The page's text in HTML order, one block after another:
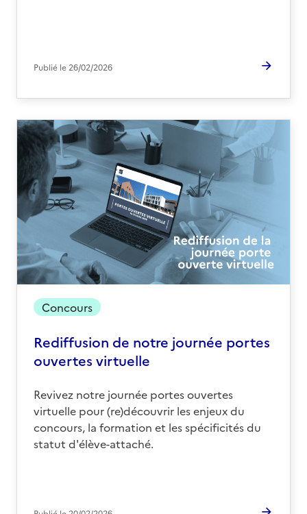
Publié le 26/02/2026
Concours
Rediffusion de notre journée portes
ouvertes virtuelle
Revivez notre journée portes ouvertes
virtuelle pour (re)découvrir les enjeux du
concours, la formation et les spécificités du
statut d'élève-attaché.